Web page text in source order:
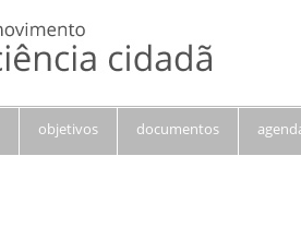
objetivos documentos